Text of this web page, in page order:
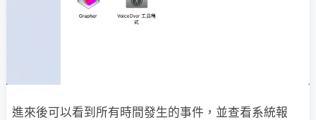
進來後可以看到所有時間發生的事件，並查看系統報